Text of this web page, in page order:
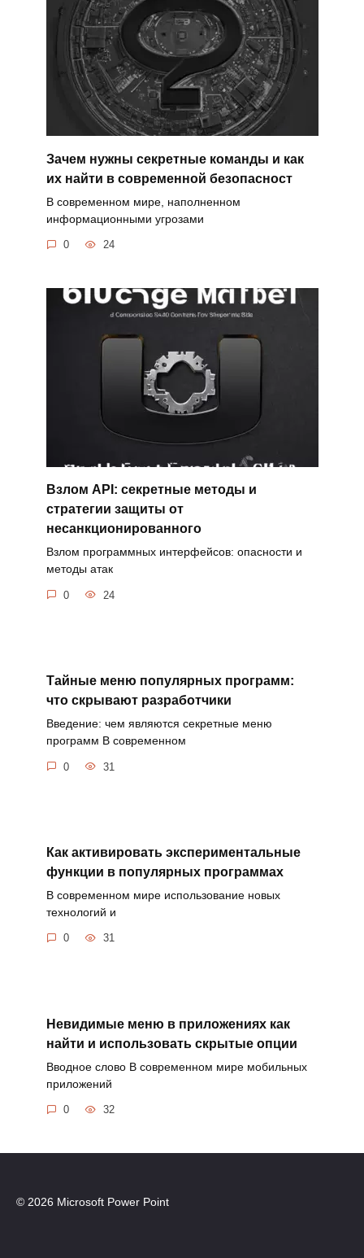
Зачем нужны секретные команды и как
их найти в современной безопасност
В современном мире, наполненном
информационными угрозами
0 24
Взлом API: секретные методы и
стратегии защиты от
несанкционированного
Взлом программных интерфейсов: опасности и
методы атак
0 24
Тайные меню популярных программ:
что скрывают разработчики
Введение: чем являются секретные меню
программ В современном
0 31
Как активировать экспериментальные
функции в популярных программах
В современном мире использование новых
технологий и
0 31
Невидимые меню в приложениях как
найти и использовать скрытые опции
Вводное слово В современном мире мобильных
приложений
0 32
© 2026 Microsoft Power Point